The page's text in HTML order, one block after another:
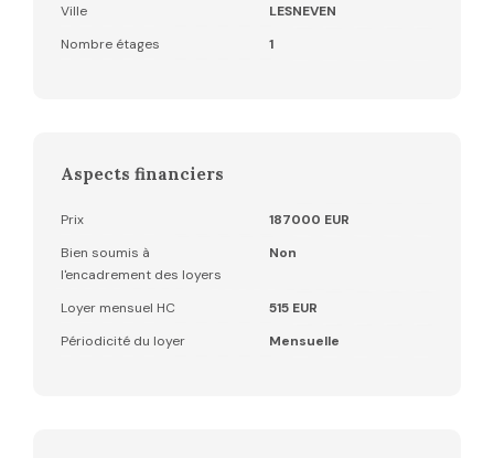
Ville
LESNEVEN
Nombre étages
1
Aspects financiers
Prix
187000 EUR
Bien soumis à
l'encadrement des loyers
Non
Loyer mensuel HC
515 EUR
Périodicité du loyer
Mensuelle